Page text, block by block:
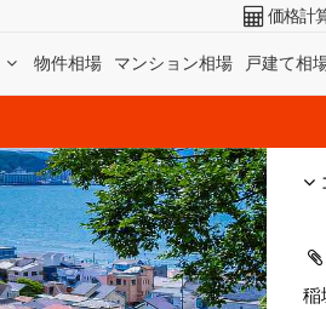
物件相場 マンション相場 戸建て相
価格計
稲